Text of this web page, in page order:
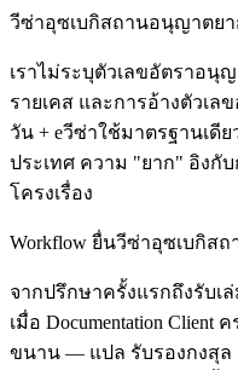
วีซ่าอุซเบกิสถานอนุญาตยา
เราไม่ระบุตัวเลขอัตราอนุ
รายเคส และการอ้างตัวเล
วัน + eวีซ่าใช้มาตรฐานเดี
ประเทศ ความ "ยาก" อิงกับก
โครงเรื่อง
Workflow ยื่นวีซ่าอุซเบกิสถ
จากปรึกษาครั้งแรกถึงรับเ
เมื่อ Documentation Client
ขนาน — แปล รับรองกงสุล